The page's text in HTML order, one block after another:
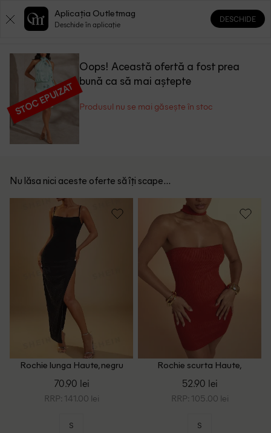
0 0
STOC EPUIZAT
Oops! Această ofertă a fost prea
bună ca să mai aștepte
Produsul nu se mai găsește în stoc
Nu lăsa nici aceste oferte să îți scape...
Rochie lunga Haute, negru
70.90 lei
RRP: 141.00 lei
S
Rochie scurta Haute,
52.90 lei
RRP: 105.00 lei
S
Aplicația Outletmag
Deschide în aplicație
DESCHIDE